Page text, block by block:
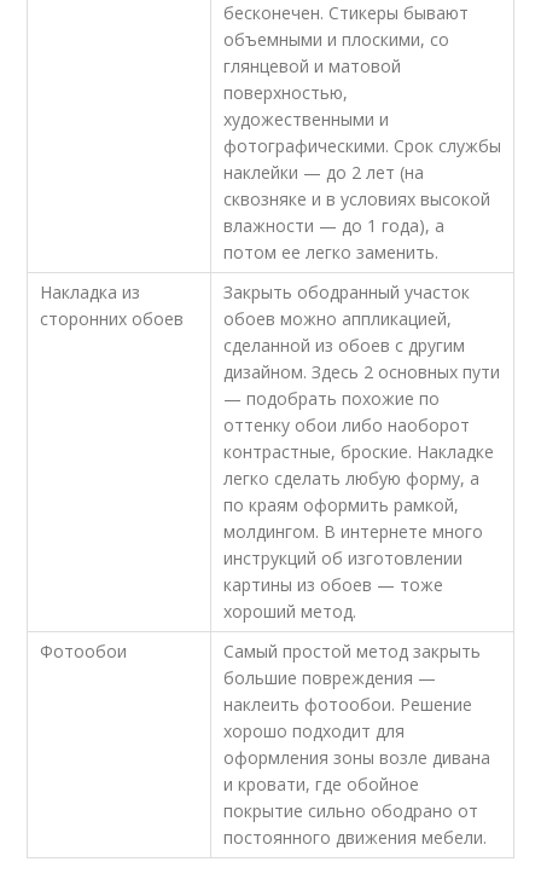
бесконечен. Стикеры бывают
объемными и плоскими, со
глянцевой и матовой
поверхностью,
художественными и
фотографическими. Срок службы
наклейки — до 2 лет (на
сквозняке и в условиях высокой
влажности — до 1 года), а
потом ее легко заменить.
Накладка из
сторонних обоев
Закрыть ободранный участок
обоев можно аппликацией,
сделанной из обоев с другим
дизайном. Здесь 2 основных пути
— подобрать похожие по
оттенку обои либо наоборот
контрастные, броские. Накладке
легко сделать любую форму, а
по краям оформить рамкой,
молдингом. В интернете много
инструкций об изготовлении
картины из обоев — тоже
хороший метод.
Фотообои
Самый простой метод закрыть
большие повреждения —
наклеить фотообои. Решение
хорошо подходит для
оформления зоны возле дивана
и кровати, где обойное
покрытие сильно ободрано от
постоянного движения мебели.